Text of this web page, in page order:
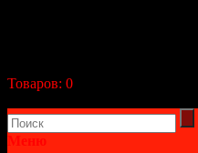
Товаров: 0
Меню